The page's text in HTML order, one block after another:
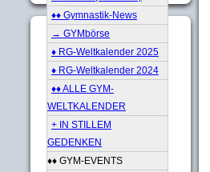
♦♦ Gymnastik-News
→ GYMbörse
♦ RG-Weltkalender 2025
♦ RG-Weltkalender 2024
♦♦ ALLE GYM-
WELTKALENDER
+ IN STILLEM
GEDENKEN
♦♦ GYM-EVENTS